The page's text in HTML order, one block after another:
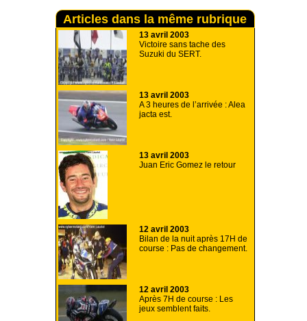
Articles dans la même rubrique
13 avril 2003
Victoire sans tache des
Suzuki du SERT.
13 avril 2003
A 3 heures de l’arrivée : Alea
jacta est.
13 avril 2003
Juan Eric Gomez le retour
12 avril 2003
Bilan de la nuit après 17H de
course : Pas de changement.
12 avril 2003
Après 7H de course : Les
jeux semblent faits.